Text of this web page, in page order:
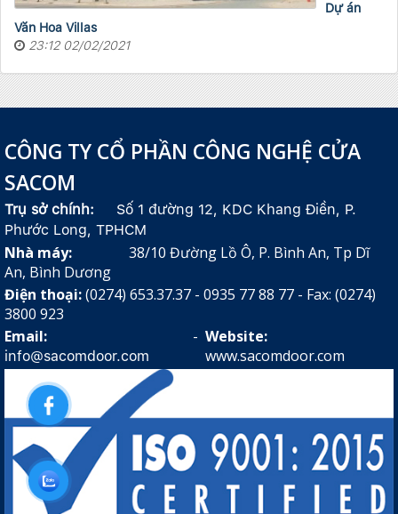
Dự án
Văn Hoa Villas
23:12 02/02/2021
CÔNG TY CỔ PHẦN CÔNG NGHỆ CỬA
SACOM
Trụ sở chính:
Số 1 đường 12, KDC Khang Điền, P.
Phước Long, TPHCM
Nhà máy: 38/10 Đường Lồ Ô, P. Bình An, Tp Dĩ
An, Bình Dương
Điện thoại:(0274) 653.37.37 - 0935 77 88 77 - Fax: (0274)
3800 923
Email:
info@sacomdoor.com
- Website:
www.sacomdoor.com